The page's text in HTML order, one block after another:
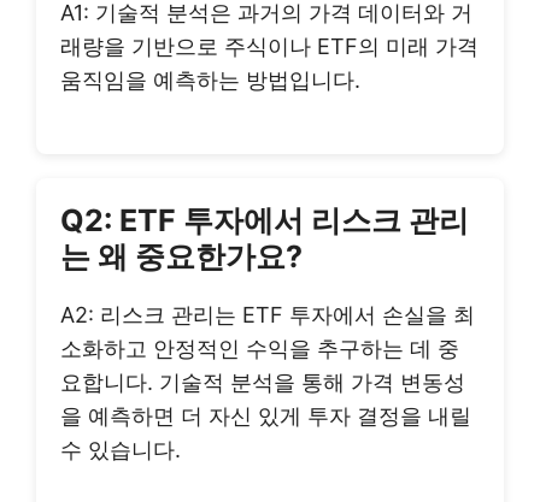
A1: 기술적 분석은 과거의 가격 데이터와 거
래량을 기반으로 주식이나 ETF의 미래 가격
움직임을 예측하는 방법입니다.
Q2: ETF 투자에서 리스크 관리
는 왜 중요한가요?
A2: 리스크 관리는 ETF 투자에서 손실을 최
소화하고 안정적인 수익을 추구하는 데 중
요합니다. 기술적 분석을 통해 가격 변동성
을 예측하면 더 자신 있게 투자 결정을 내릴
수 있습니다.